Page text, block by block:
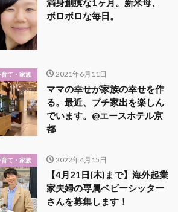
満身創痍な1ヶ月。新米母、
ボロボロな毎日。
育て・家族 2021年6月11日
ママの幸せが家族の幸せを作
る。最近、プチ家出を楽しん
でいます。@エースホテル京
都
育て・家族 2022年4月15日
【4月21日(木)まで】海外起業
家夫婦の専属ベビーシッター
さんを募集します！